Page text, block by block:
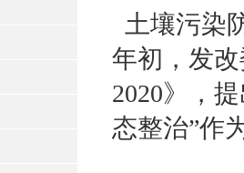
土壤污染
年初，发
2020》，
态整治”作